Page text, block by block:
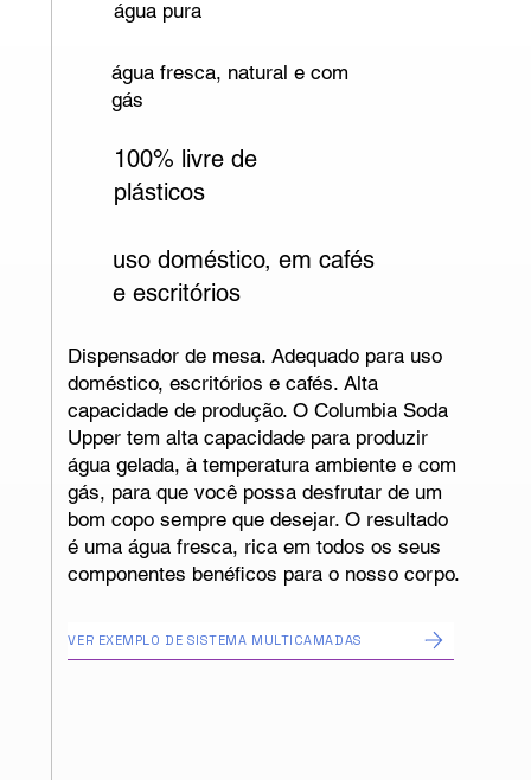
água pura
água fresca, natural e com
gás
100% livre de
plásticos
uso doméstico, em cafés
e escritórios
Dispensador de mesa. Adequado para uso
doméstico, escritórios e cafés. Alta
capacidade de produção. O Columbia Soda
Upper tem alta capacidade para produzir
água gelada, à temperatura ambiente e com
gás, para que você possa desfrutar de um
bom copo sempre que desejar. O resultado
é uma água fresca, rica em todos os seus
componentes benéficos para o nosso corpo.
VER EXEMPLO DE SISTEMA MULTICAMADAS